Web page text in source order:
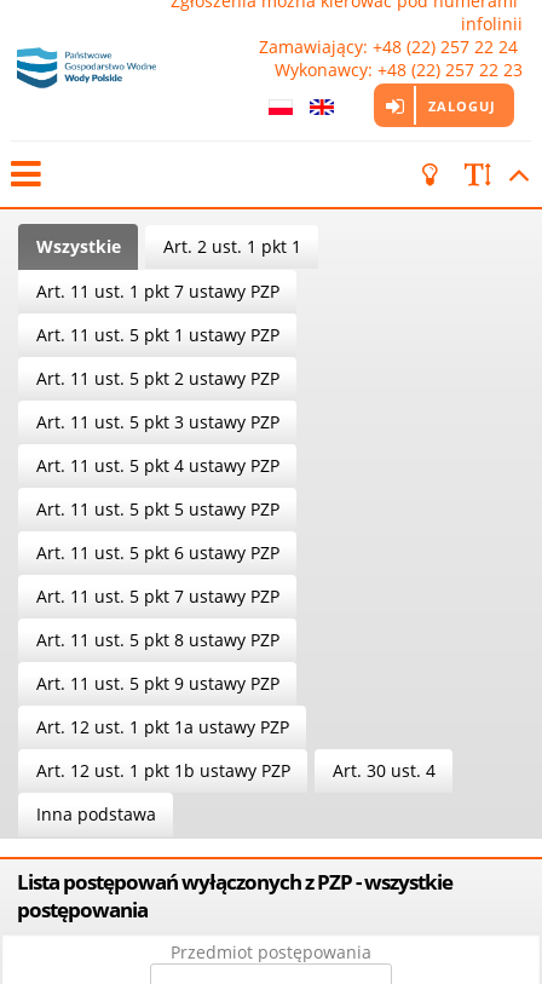
infolinii
Zamawiający: +48 (22) 257 22 24
Wykonawcy: +48 (22) 257 22 23
ZALOGUJ
Wszystkie
Art. 2 ust. 1 pkt 1
Art. 11 ust. 1 pkt 7 ustawy PZP
Art. 11 ust. 5 pkt 1 ustawy PZP
Art. 11 ust. 5 pkt 2 ustawy PZP
Art. 11 ust. 5 pkt 3 ustawy PZP
Art. 11 ust. 5 pkt 4 ustawy PZP
Art. 11 ust. 5 pkt 5 ustawy PZP
Art. 11 ust. 5 pkt 6 ustawy PZP
Art. 11 ust. 5 pkt 7 ustawy PZP
Art. 11 ust. 5 pkt 8 ustawy PZP
Art. 11 ust. 5 pkt 9 ustawy PZP
Art. 12 ust. 1 pkt 1a ustawy PZP
Art. 12 ust. 1 pkt 1b ustawy PZP
Art. 30 ust. 4
Inna podstawa
Lista postępowań wyłączonych z PZP - wszystkie
postępowania
Przedmiot postępowania